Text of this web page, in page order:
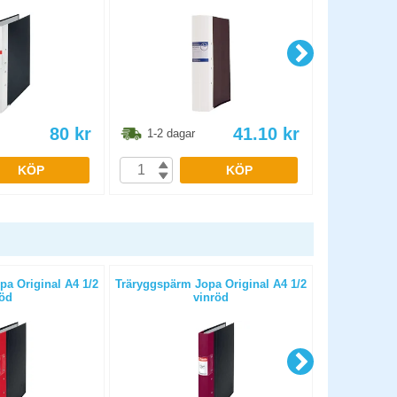
80 kr
KÖP
1-2 dagar 41.10 kr
KÖP
Original A4 1/2
Träryggspärm Jopa Original A4 1/2
vinröd